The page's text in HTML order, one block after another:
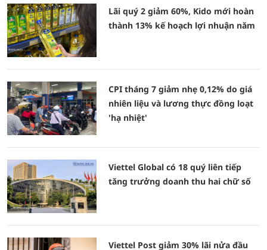
Lãi quý 2 giảm 60%, Kido mới hoàn
thành 13% kế hoạch lợi nhuận năm
CPI tháng 7 giảm nhẹ 0,12% do giá
nhiên liệu và lương thực đồng loạt
'hạ nhiệt'
Viettel Global có 18 quý liên tiếp
tăng trưởng doanh thu hai chữ số
Viettel Post giảm 30% lãi nửa đầu